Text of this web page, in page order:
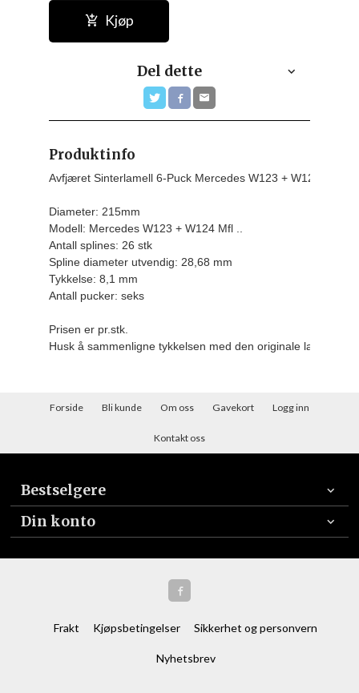
Kjøp
Del dette
Produktinfo
Avfjæret Sinterlamell 6-Puck Mercedes W123 + W124 Mfl
Diameter: 215mm
Modell: Mercedes W123 + W124 Mfl ..
Antall splines: 26 stk
Spline diameter utvendig: 28,68 mm
Tykkelse: 8,1 mm
Antall pucker: seks
Prisen er pr.stk.
Husk å sammenligne tykkelsen med den originale lamellen
Forside Bli kunde Om oss Gavekort Logg inn
Kontakt oss
Bestselgere
Din konto
Frakt Kjøpsbetingelser Sikkerhet og personvern
Nyhetsbrev